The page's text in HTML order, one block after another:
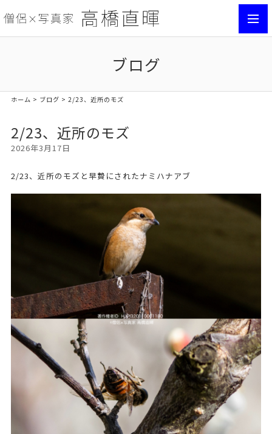
ブログ
ホーム > ブログ > 2/23、近所のモズ
2/23、近所のモズ
2026年3月17日
2/23、近所のモズと早贄にされたナミハナアブ